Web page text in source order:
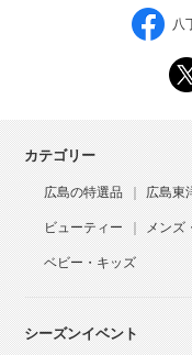
八
カテゴリー
広島の特選品 広島東
ビューティー メンズ
ベビー・キッズ
シーズンイベント